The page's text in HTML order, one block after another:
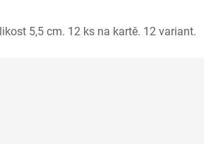
5,5 cm. 12 ks na kartě. 12 variant.